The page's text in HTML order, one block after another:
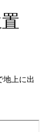
地上に出